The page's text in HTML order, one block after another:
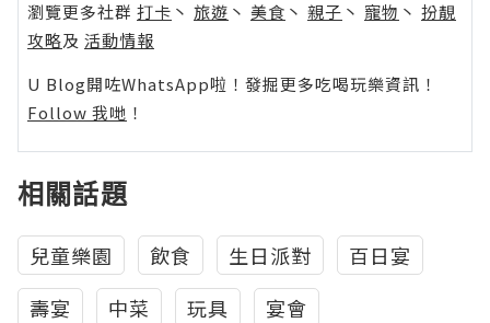
瀏覽更多社群 打卡 丶 旅遊 丶 美食 丶 親子 丶 寵物 丶 扮靚
攻略及 活動情報
U Blog開咗WhatsApp啦！發掘更多吃喝玩樂資訊！
Follow 我哋 ！
相關話題
兒童樂園 飲食 生日派對
百日宴
壽宴
中菜 玩具 宴會